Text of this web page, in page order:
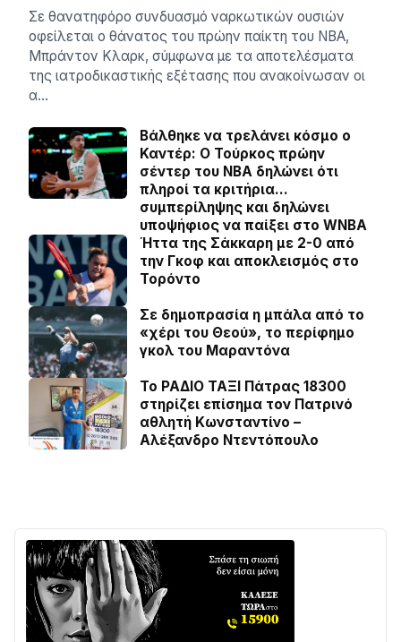
Σε θανατηφόρο συνδυασμό ναρκωτικών ουσιών
οφείλεται ο θάνατος του πρώην παίκτη του NBA,
Μπράντον Κλαρκ, σύμφωνα με τα αποτελέσματα
της ιατροδικαστικής εξέτασης που ανακοίνωσαν οι
α…
Βάλθηκε να τρελάνει κόσμο ο
Καντέρ: Ο Τούρκος πρώην
σέντερ του NBA δηλώνει ότι
πληροί τα κριτήρια…
συμπερίληψης και δηλώνει
υποψήφιος να παίξει στο WNBA
Ήττα της Σάκκαρη με 2-0 από
την Γκοφ και αποκλεισμός στο
Τορόντο
Σε δημοπρασία η μπάλα από το
«χέρι του Θεού», το περίφημο
γκολ του Μαραντόνα
Το ΡΑΔΙΟ ΤΑΞΙ Πάτρας 18300
στηρίζει επίσημα τον Πατρινό
αθλητή Κωνσταντίνο –
Αλέξανδρο Ντεντόπουλο